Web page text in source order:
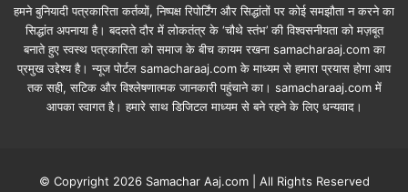
हमने बुनियादी पत्रकारिता कर्तव्यों, निष्पक्ष रिपोर्टिंग और सिद्धांतों पर कोई समझौता न करने का
सिद्धांत अपनाया है। बदलते दौर में लोकतंत्र के ‘चौथे स्तंभ’ की विश्वसनीयता को मज़बूत
बनाते हुए स्वस्थ पत्रकारिता को समाज के बीच कायम रखना samacharaaj.com का
प्रमुख उद्देश्य है। न्यूज पोर्टल samacharaaj.com के माध्यम से हमारा प्रयास होगा आप
तक सही, सटिक और विश्लेषणात्मक जानकारी पहुंचाने का। samacharaaj.com में
आपका स्‍वागत है। हमारे साथ डिजिटल माध्‍यम से बने रहने के लिए धन्‍यवाद।
© Copyright 2026 Samachar Aaj.com | All Rights Reserved